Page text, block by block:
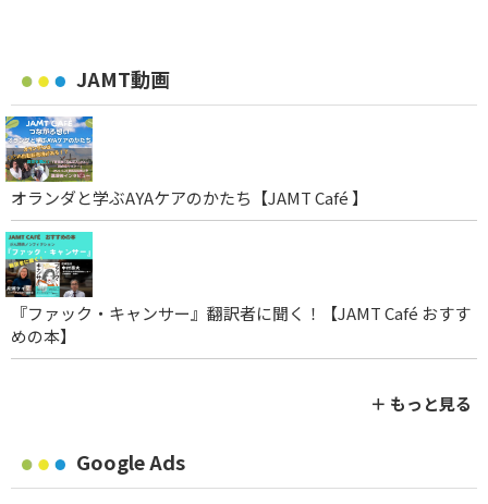
JAMT動画
オランダと学ぶAYAケアのかたち【JAMT Café 】
『ファック・キャンサー』翻訳者に聞く！【JAMT Café おすす
めの本】
＋ もっと見る
Google Ads